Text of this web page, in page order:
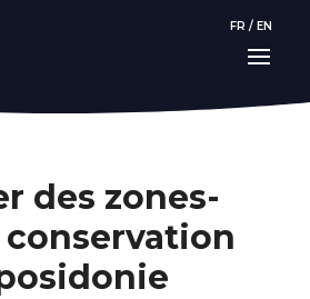
FR / EN
des zones-